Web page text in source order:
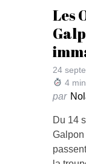
Les
24
4 min
par
Du 14
Galpon